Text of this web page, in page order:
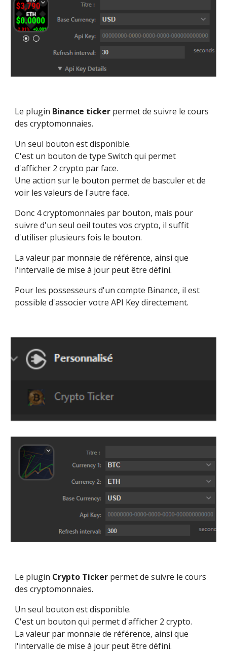
Le plugin Binance ticker permet de suivre le cours
des cryptomonnaies.
Un seul bouton est disponible.
C'est un bouton de type Switch qui permet
d'afficher 2 crypto par face.
Une action sur le bouton permet de basculer et de
voir les valeurs de l'autre face.
Donc 4 cryptomonnaies par bouton, mais pour
suivre d'un seul oeil toutes vos crypto, il suffit
d'utiliser plusieurs fois le bouton.
La valeur par monnaie de référence, ainsi que
l'intervalle de mise à jour peut être défini.
Pour les possesseurs d'un compte Binance, il est
possible d'associer votre API Key directement.
Le plugin Crypto Ticker permet de suivre le cours
des cryptomonnaies.
Un seul bouton est disponible.
C'est un bouton qui permet d'afficher 2 crypto.
La valeur par monnaie de référence, ainsi que
l'intervalle de mise à jour peut être défini.